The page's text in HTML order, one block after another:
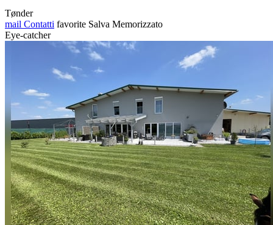
Tønder
mail Contatti favorite Salva Memorizzato
Eye-catcher